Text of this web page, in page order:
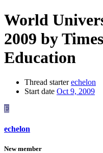
World
2009 by
Education
Thread starter echelon
Start date Oct 9, 2009
E
echelon
New member